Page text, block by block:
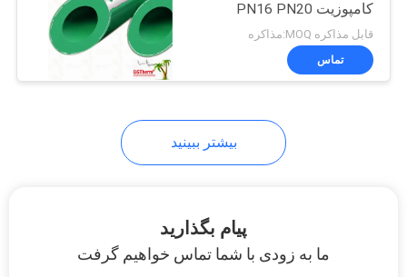
کامپوزیت PN16 PN20
لوله فویل آلومینیومی طول
4 متر
قابل مذاکره MOQ:مذاکره
تماس
بیشتر ببینید
پیام بگذارید
ما به زودی با شما تماس خواهیم گرفت